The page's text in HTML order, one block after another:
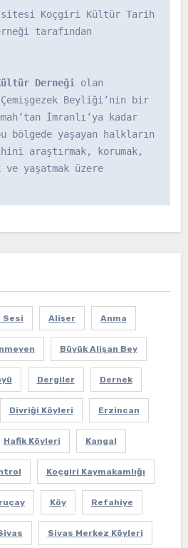
Koçgiri Kültür Tarih
tarafından
Derneği olan
Beyliği’nin bir
İmranlı’ya kadar
bölgede yaşayan halkların
araştırmak, korumak,
yaşatmak üzere
Sesi Alişer Anma
Büyük Alişan Bey
Dergiler Dernek
Divriği Köyleri Erzincan
Hafik Köyleri Kangal
Koçgiri Kaymakamlığı
Köy Refahiye
Sivas Merkez Köyleri